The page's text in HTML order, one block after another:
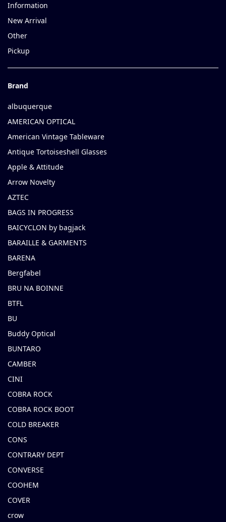
Information
New Arrival
Other
Pickup
Brand
albuquerque
AMERICAN OPTICAL
American Vintage Tableware
Antique Tortoiseshell Glasses
Apple & Attitude
Arrow Novelty
AZTEC
BAGS IN PROGRESS
BAICYCLON by bagjack
BARAILLE & GARMENTS
BARENA
Bergfabel
BRU NA BOINNE
BTFL
BU
Buddy Optical
BUNTARO
CAMBER
CINI
COBRA ROCK
COBRA ROCK BOOT
COLD BREAKER
CONS
CONTRARY DEPT
CONVERSE
COOHEM
COVER
crow